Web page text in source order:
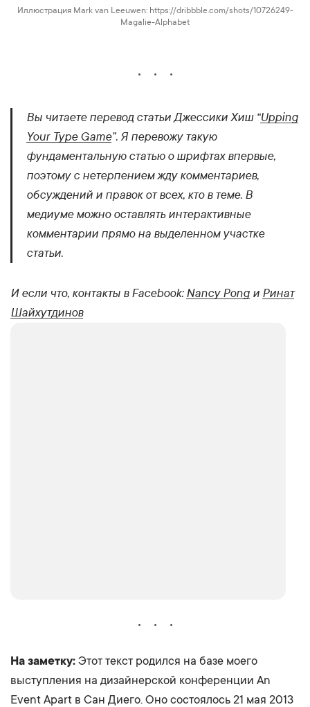
Иллюстрация Mark van Leeuwen: https://dribbble.com/shots/10726249-
Magalie-Alphabet
Вы читаете перевод статьи Джессики Хиш “Upping
Your Type Game”. Я перевожу такую
фундаментальную статью о шрифтах впервые,
поэтому с нетерпением жду комментариев,
обсуждений и правок от всех, кто в теме. В
медиуме можно оставлять интерактивные
комментарии прямо на выделенном участке
статьи.
И если что, контакты в Facebook:Nancy Pong и Ринат
Шайхутдинов
На заметку: Этот текст родился на базе моего
выступления на дизайнерской конференции An
Event Apart в Сан Диего. Оно состоялось 21 мая 2013